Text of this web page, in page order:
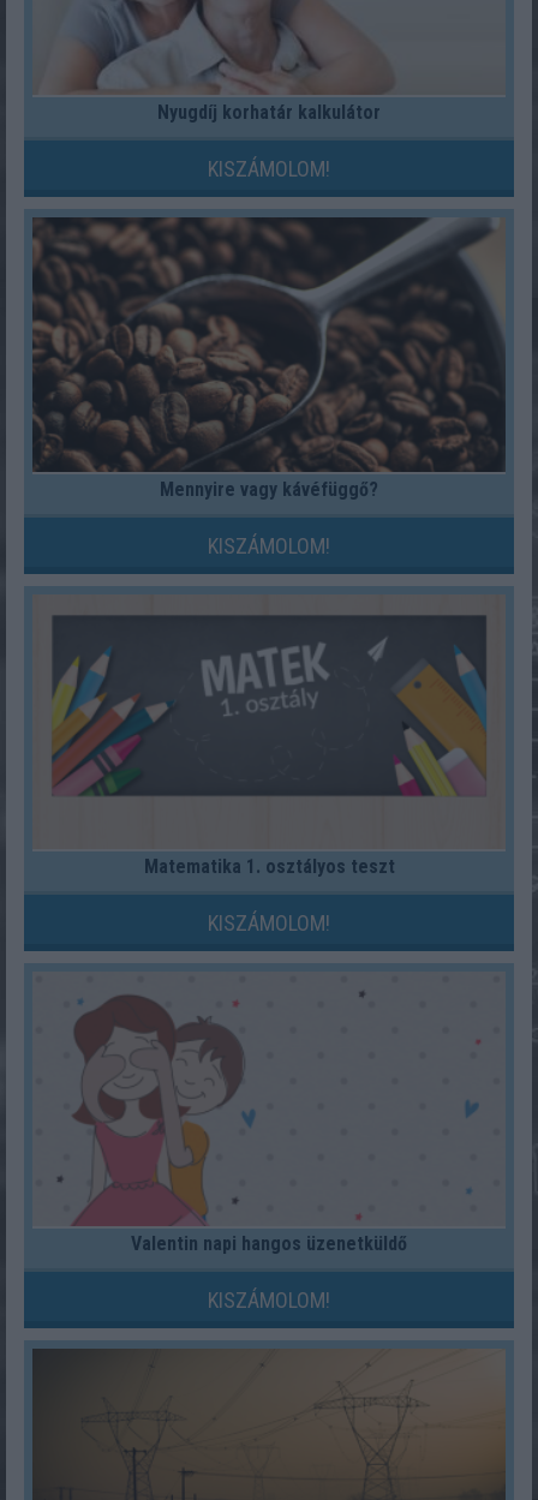
Nyugdíj korhatár kalkulátor
KISZÁMOLOM!
Mennyire vagy kávéfüggő?
KISZÁMOLOM!
Matematika 1. osztályos teszt
KISZÁMOLOM!
Valentin napi hangos üzenetküldő
KISZÁMOLOM!